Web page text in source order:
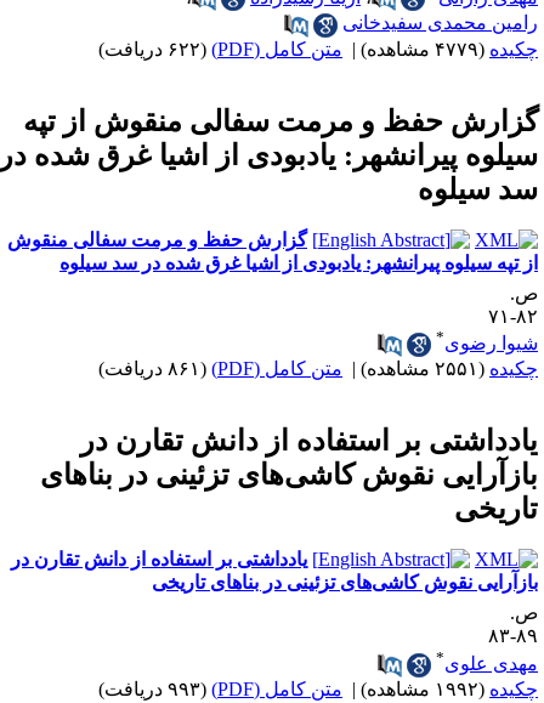
محمدی سفیدخانی
(۴۷۷۹ مشاهده) | متن کامل (PDF) (۶۲۲ دریافت)
حفظ و مرمت سفالی منقوش از تپه
پیرانشهر: یادبودی از اشیا غرق شده در
سیلوه
گزارش حفظ و مرمت سفالی منقوش
تپه سیلوه پیرانشهر: یادبودی از اشیا غرق شده در سد سیلوه
۷۱
رضوی
(۲۵۵۱ مشاهده) | متن کامل (PDF) (۸۶۱ دریافت)
بر استفاده از دانش تقارن در
نقوش کاشی‌‌های تزئینی در بناهای
یادداشتی بر استفاده از دانش تقارن در
نقوش کاشی‌‌های تزئینی در بناهای تاریخی
۸۳
علوی
(۱۹۹۲ مشاهده) | متن کامل (PDF) (۹۹۳ دریافت)